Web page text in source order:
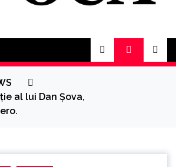
știri online din România
al lui Dan Şova,